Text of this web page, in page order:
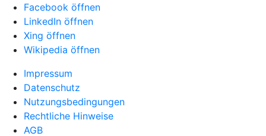
Facebook öffnen
LinkedIn öffnen
Xing öffnen
Wikipedia öffnen
Impressum
Datenschutz
Nutzungsbedingungen
Rechtliche Hinweise
AGB